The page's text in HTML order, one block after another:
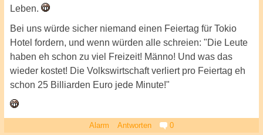
Leben.
Bei uns würde sicher niemand einen Feiertag für Tokio
Hotel fordern, und wenn würden alle schreien: "Die Leute
haben eh schon zu viel Freizeit! Männo! Und was das
wieder kostet! Die Volkswirtschaft verliert pro Feiertag eh
schon 25 Billiarden Euro jede Minute!"
Alarm Antworten 0